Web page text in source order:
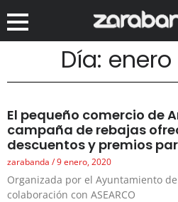
Día:
El pequeño comercio de
campaña de rebajas
descuentos y premios
zarabanda 9 enero, 2020
Organizada por el Ayuntamiento
colaboración con ASEARCO